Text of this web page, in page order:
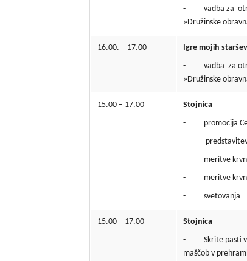
- vadba za
»Družinske
16.00. – 17.00
Igre mojih staršev
- vadba za
»Družinske
15.00 – 17.00
Stojnica
- promocija
- predstavitev
- meritve
- meritve
- svetovanja
15.00 – 17.00
Stojnica
- Skrite pasti v
maščob v